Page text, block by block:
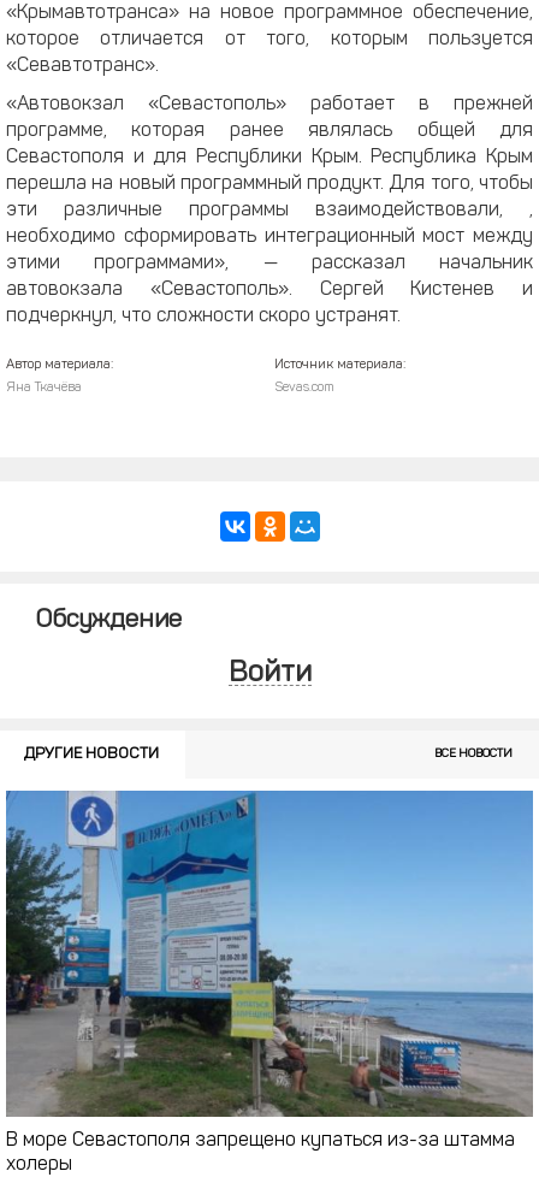
«Крымавтотранса» на новое программное обеспечение,
которое отличается от того, которым пользуется
«Севавтотранс».
«Автовокзал «Севастополь» работает в прежней
программе, которая ранее являлась общей для
Севастополя и для Республики Крым. Республика Крым
перешла на новый программный продукт. Для того, чтобы
эти различные программы взаимодействовали, ,
необходимо сформировать интеграционный мост между
этими программами», — рассказал начальник
автовокзала «Севастополь». Сергей Кистенев и
подчеркнул, что сложности скоро устранят.
Автор материала:
Яна Ткачёва
Источник материала:
Sevas.com
Обсуждение
Войти
В море Севастополя запрещено купаться из-за штамма
холеры
ДРУГИЕ НОВОСТИ ВСЕ НОВОСТИ